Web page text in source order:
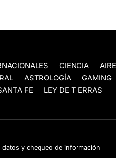
CIENCIA
AIRE
ASTROLOGÍA
GAMING
FE
LEY DE TIERRAS
datos y chequeo de información